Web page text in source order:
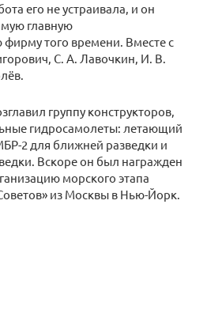
его не устраивала, и он
главную
того времени. Вместе с
С. А. Лавочкин, И. В.
группу конструкторов,
гидросамолеты: летающий
2 для ближней разведки и
Вскоре он был награжден
морского этапа
из Москвы в Нью-Йорк.